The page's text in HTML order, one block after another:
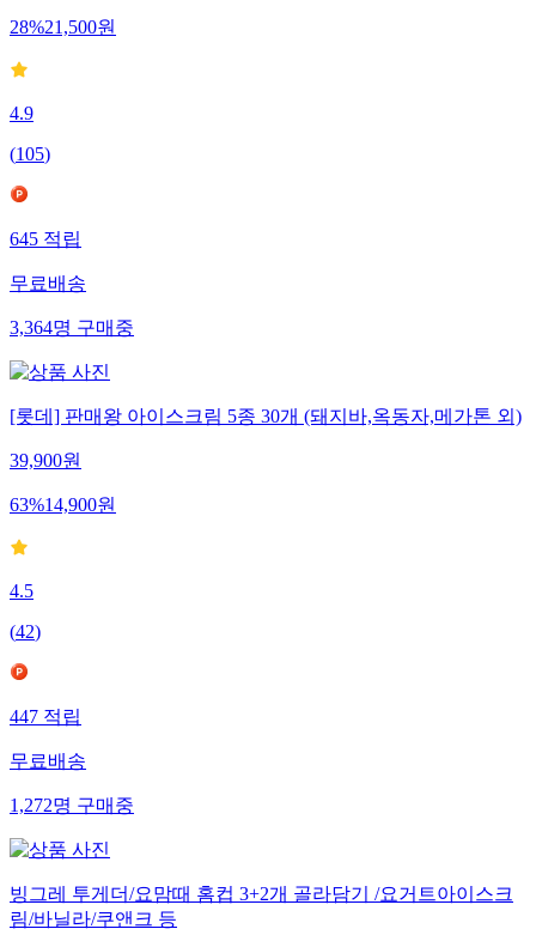
28%21,500원
4.9
(105)
645적립
무료배송
3,364명구매중
[롯데] 판매왕 아이스크림 5종 30개 (돼지바,옥동자,메가톤 외)
39,900원
63%14,900원
4.5
(42)
447적립
무료배송
1,272명구매중
빙그레 투게더/요맘때 홈컵 3+2개 골라담기 /요거트아이스크
림/바닐라/쿠앤크 등